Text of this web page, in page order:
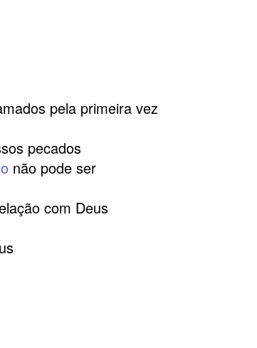
pela primeira vez
pecados
não pode ser
com Deus